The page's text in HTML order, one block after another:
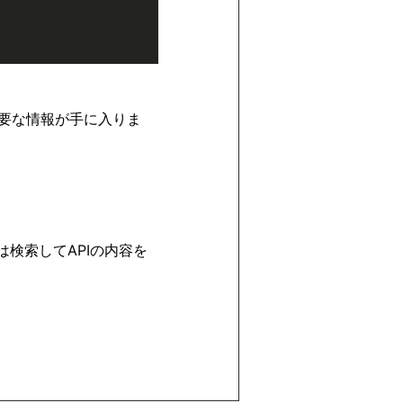
な情報が手に入りま
検索してAPIの内容を